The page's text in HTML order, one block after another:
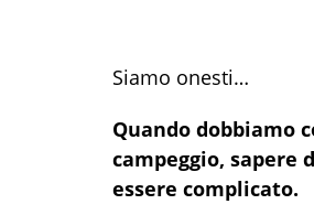
Siamo onesti…
Quando dobbiamo
campeggio, sapere
essere complicato.